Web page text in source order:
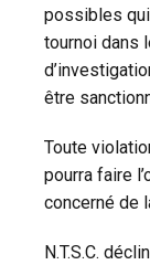
possibles
tournoi dans
être
Toute
pourra faire
concerné de
N.T.S.C.